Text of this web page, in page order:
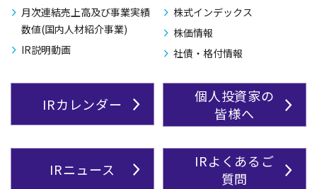
月次連結売上高及び事業実績
数値(国内人材紹介事業)
IR説明動画
株式インデックス
株価情報
社債・格付情報
IRカレンダー
個人投資家の
皆様へ
IRニュース
IRよくあるご
質問